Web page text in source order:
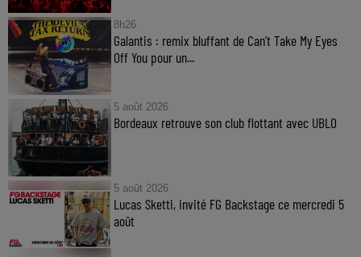
8h26
Galantis : remix bluffant de Can’t Take My Eyes
Off You pour un...
5 août 2026
Bordeaux retrouve son club flottant avec UBLO
5 août 2026
Lucas Sketti, invité FG Backstage ce mercredi 5
août